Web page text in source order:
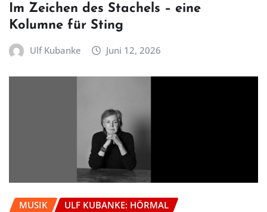
Im Zeichen des Stachels – eine
Kolumne für Sting
Ulf Kubanke Juni 12, 2026
MUSIK ULF KUBANKE: HÖRMAL